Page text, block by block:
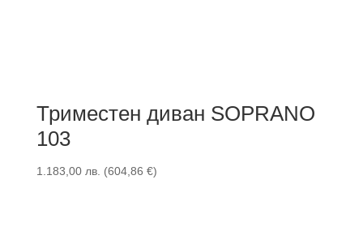
Триместен диван SOPRANO
103
1.183,00 лв. (604,86 €)